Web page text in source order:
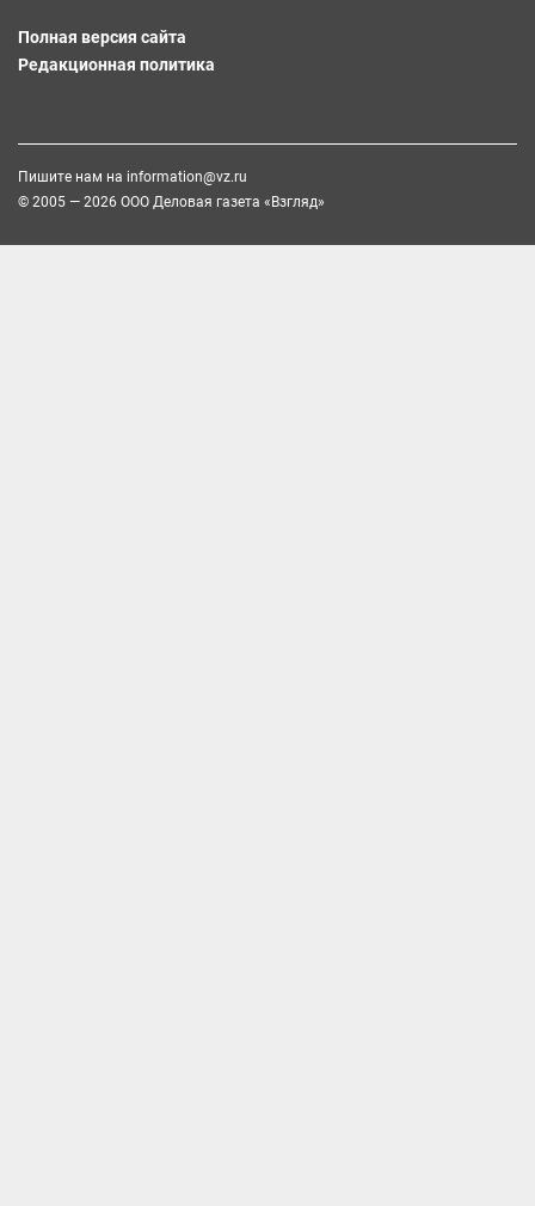
Полная версия сайта
Редакционная политика
Пишите нам на information@vz.ru
© 2005 — 2026 ООО Деловая газета «Взгляд»